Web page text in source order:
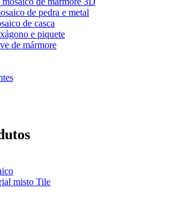
de pedra e metal
de casca
e piquete
de mármore
misto Tile